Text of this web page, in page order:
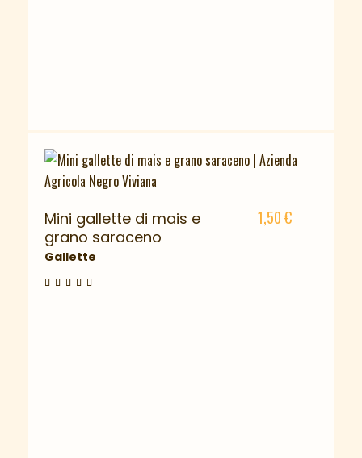
Mini gallette di mais e
grano saraceno
Gallette
1,50€